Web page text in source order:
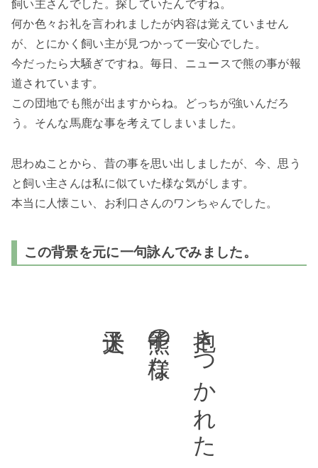
飼い主さんでした。探していたんですね。
何か色々お礼を言われましたが内容は覚えていません
が、とにかく飼い主が見つかって一安心でした。
今だったら大騒ぎですね。毎日、ニュースで熊の事が報
道されています。
この団地でも熊が出ますからね。どっちが強いんだろ
う。そんな馬鹿な事を考えてしまいました。
思わぬことから、昔の事を思い出しましたが、今、思う
と飼い主さんは私に似ていた様な気がします。
本当に人懐こい、お利口さんのワンちゃんでした。
この背景を元に一句詠んでみました。
抱きつかれた
子熊の様な